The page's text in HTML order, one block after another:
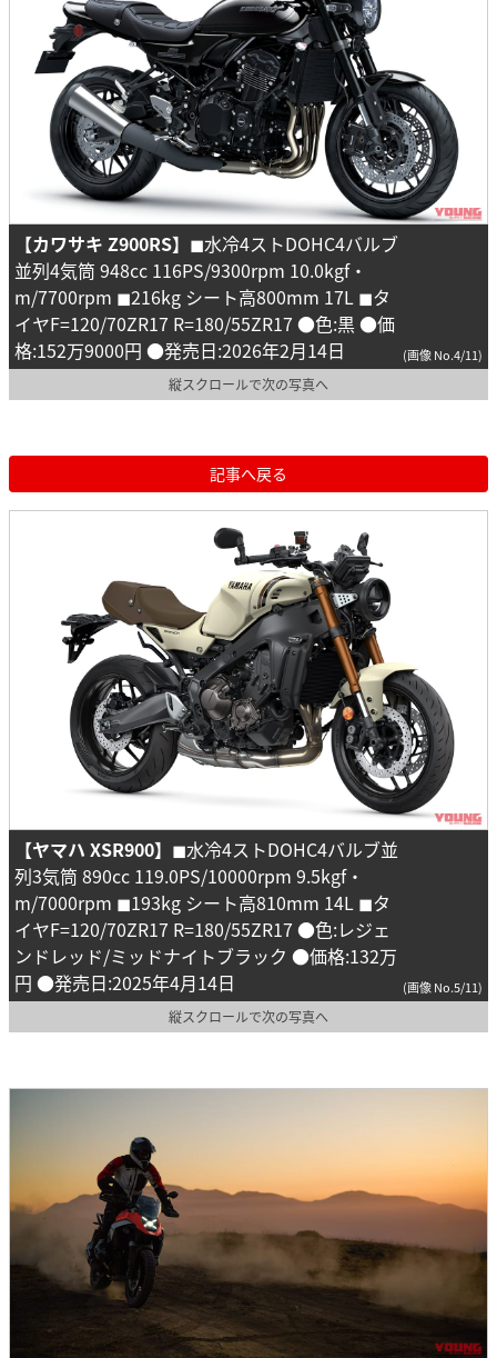
【カワサキ Z900RS】 ◼︎水冷4ストDOHC4バルブ
並列4気筒 948cc 116PS/9300rpm 10.0kgf・
m/7700rpm ◼︎216kg シート高800mm 17L ◼︎タ
イヤF=120/70ZR17 R=180/55ZR17 ●色:黒 ●価
格:152万9000円 ●発売日:2026年2月14日
(画像 No.4/11)
縦スクロールで次の写真へ
記事へ戻る
【ヤマハ XSR900】 ◼︎水冷4ストDOHC4バルブ並
列3気筒 890cc 119.0PS/10000rpm 9.5kgf・
m/7000rpm ◼︎193kg シート高810mm 14L ◼︎タ
イヤF=120/70ZR17 R=180/55ZR17 ●色:レジェ
ンドレッド/ミッドナイトブラック ●価格:132万
円 ●発売日:2025年4月14日
(画像 No.5/11)
縦スクロールで次の写真へ